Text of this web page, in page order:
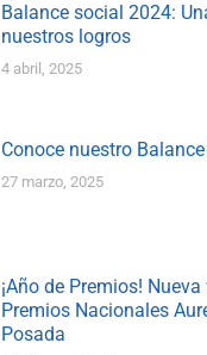
Balance social 2024:
nuestros logros
4 abril, 2025
Conoce nuestro
27 marzo, 2025
¡Año de Premios!
Premios Nacionales
Posada